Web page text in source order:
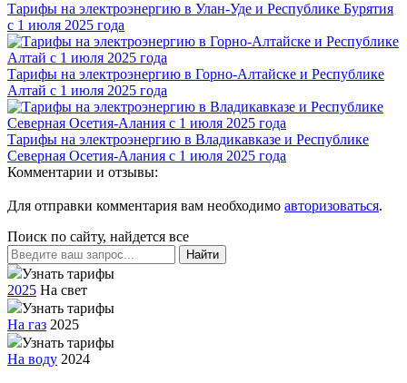
Тарифы на электроэнергию в Улан-Уде и Республике Бурятия
с 1 июля 2025 года
Тарифы на электроэнергию в Горно-Алтайске и Республике
Алтай с 1 июля 2025 года
Тарифы на электроэнергию в Владикавказе и Республике
Северная Осетия-Алания с 1 июля 2025 года
Комментарии и отзывы:
Для отправки комментария вам необходимо авторизоваться.
Поиск по сайту, найдется все
Найти
Узнать тарифы
2025 На свет
Узнать тарифы
На газ 2025
Узнать тарифы
На воду 2024